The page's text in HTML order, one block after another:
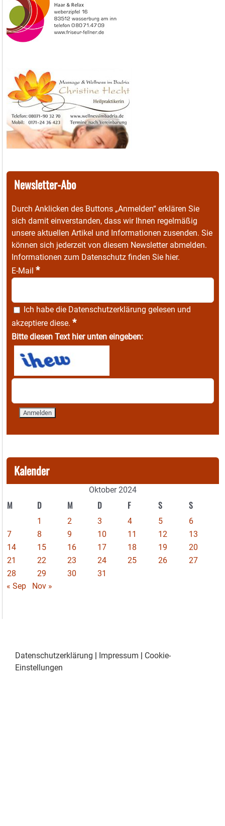
Newsletter-Abo
Durch Anklicken des Buttons „Anmelden“ erklären Sie
sich damit einverstanden, dass wir Ihnen regelmäßig
unsere aktuellen Artikel und Informationen zusenden. Sie
können sich jederzeit von diesem Newsletter abmelden.
Informationen zum Datenschutz finden Sie hier.
E-Mail *
Ich habe die Datenschutzerklärung gelesen und
akzeptiere diese. *
Bitte diesen Text hier unten eingeben:
Kalender
Oktober 2024
M D M D F S S
1 2 3 4 5
6
7
8 9 10 11 12
13
14
15 16 17 18 19
20
21
22 23 24 25 26
27
28
29 30
31
« Sep
Nov »
Datenschutzerklärung | Impressum | Cookie-
Einstellungen